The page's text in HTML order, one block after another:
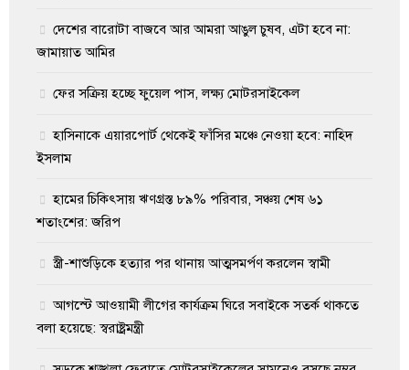
দেশের বারোটা বাজবে আর আমরা আঙুল চুষব, এটা হবে না:
জামায়াত আমির
ফের সক্রিয় হচ্ছে ফুয়েল পাস, লক্ষ্য মোটরসাইকেল
হাসিনাকে এয়ারপোর্ট থেকেই ফাঁসির মঞ্চে নেওয়া হবে: নাহিদ
ইসলাম
হামের চিকিৎসায় ঋণগ্রস্ত ৮৯% পরিবার, সঞ্চয় শেষ ৬১
শতাংশের: জরিপ
স্ত্রী-শাশুড়িকে হত্যার পর থানায় আত্মসমর্পণ করলেন স্বামী
আগস্টে আওয়ামী লীগের কার্যক্রম ঘিরে সবাইকে সতর্ক থাকতে
বলা হয়েছে: স্বরাষ্ট্রমন্ত্রী